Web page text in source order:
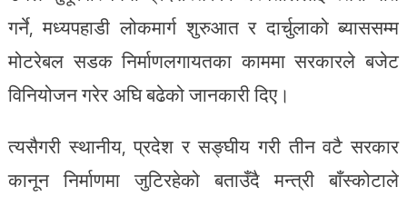
गर्ने, मध्यपहाडी लोकमार्ग शुरुआत र दार्चुलाको ब्याससम्म
मोटरेबल सडक निर्माणलगायतका काममा सरकारले बजेट
विनियोजन गरेर अघि बढेको जानकारी दिए।
त्यसैगरी स्थानीय, प्रदेश र सङ्घीय गरी तीन वटै सरकार
कानून निर्माणमा जुटिरहेको बताउँदै मन्त्री बाँस्कोटाले